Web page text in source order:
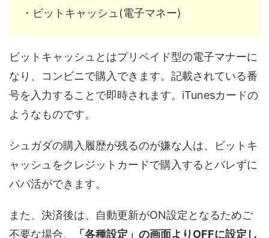
・ビットキャッシュ(電子マネー)
ビットキャッシュとはプリペイド型の電子マナーに
なり、コンビニで購入できます。記載されている番
号を入力することで即時されます。iTunesカードの
ようなものです。
シュガダの購入履歴が残るのが嫌な人は、ビットキ
ャッシュをクレジットカードで購入するとバレずに
パパ活ができます。
また、決済後は、自動更新がON設定となるためご
不要な場合、
「各種設定」の画面よりOFFに設定し